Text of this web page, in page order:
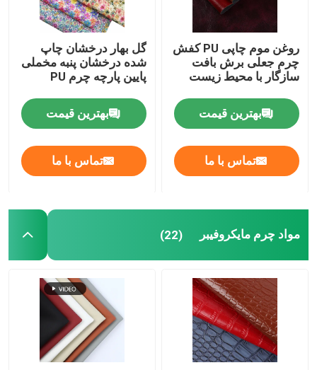
روغن موم چاپی PU کفش
چرم جعلی برش بافت
سازگار با محیط زیست
بهترین قیمت
تماس با ما
گل بهار درخشان چاپ
شده درخشان پنبه مخملی
پایین پارچه چرم PU
بهترین قیمت
تماس با ما
مواد چرم مایکروفیبر (22)